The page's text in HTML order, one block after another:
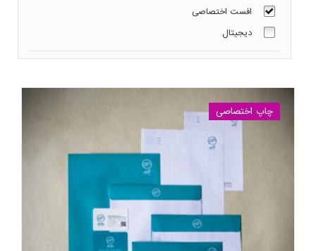
افست اختصاصی
دیجیتال
چاپ اختصاصی